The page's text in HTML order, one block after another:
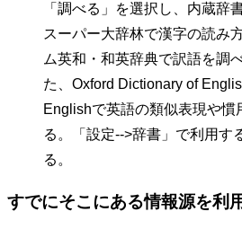
「調べる」を選択し、内蔵辞
スーパー大辞林で漢字の読み
ム英和・和英辞典で訳語を調
た、Oxford Dictionary of
Englishで英語の類似表現や慣
る。「設定-->辞書」で利用す
る。
すでにそこにある情報源を利